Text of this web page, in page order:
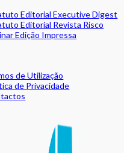
Editorial Executive Digest
Editorial Revista Risco
Edição Impressa
de Utilização
de Privacidade